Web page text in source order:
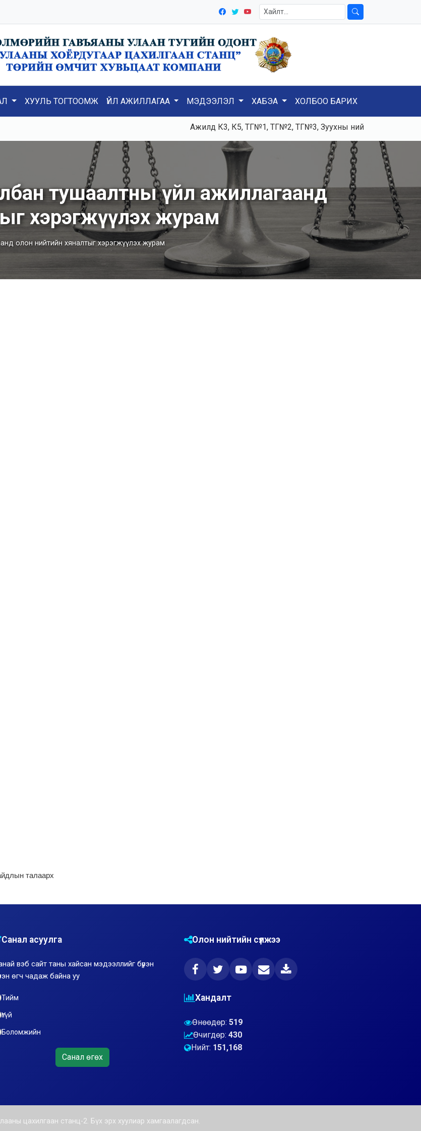
ХУУЛЬ ТОГТООМЖ ҮЙЛ АЖИЛЛАГАА МЭДЭЭЛЭЛ ХАБЭА ХОЛБОО БАРИХ
Ажилд К3, К5, ТГ№1, ТГ№2, ТГ№3, Зуухны нийлбэр ачаалал 120-
тушаалтны үйл ажиллагаанд
хэрэгжүүлэх журам
олон нийтийн хяналтыг хэрэгжүүлэх журам
талаарх
Санал асуулга
вэб сайт таны хайсан мэдээллийг бүрэн
өгч чадаж байна уу
Тийм
Үгүй
Боломжийн
Санал өгөх
Олон нийтийн сүлжээ
Хандалт
Өнөөдөр: 519
Өчигдөр: 430
Нийт: 151,168
цахилгаан станц-2. Бүх эрх хуулиар хамгаалагдсан.